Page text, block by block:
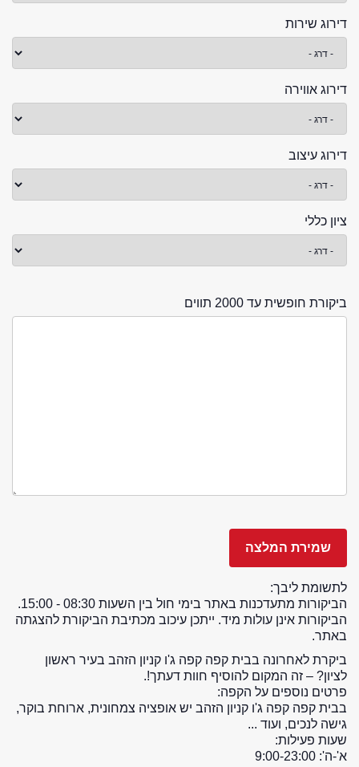
דירוג שירות
דירוג אווירה
דירוג עיצוב
ציון כללי
ביקורת חופשית עד 2000 תווים
לתשומת ליבך:
הביקורות מתעדכנות באתר בימי חול בין השעות 08:30 - 15:00.
הביקורות אינן עולות מיד. ייתכן עיכוב מכתיבת הביקורת להצגתה
באתר.
ביקרת לאחרונה בבית קפה קפה ג'ו קניון הזהב בעיר ראשון
לציון? – זה המקום להוסיף חוות דעתך!.
פרטים נוספים על הקפה:
בבית קפה קפה ג'ו קניון הזהב יש אופציה צמחונית, ארוחת בוקר,
גישה לנכים, ועוד ...
שעות פעילות:
א'-ה': 9:00-23:00